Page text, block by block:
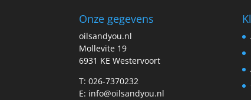
Onze gegevens
oilsandyou.nl
Mollevite 19
6931 KE Westervoort
T: 026-7370232
E: info@oilsandyou.nl